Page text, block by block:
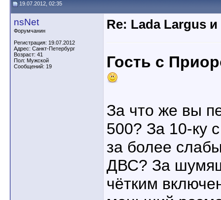
19.07.2012, 02:35
nsNet
Форумчанин
Регистрация: 19.07.2012
Адрес: Санкт-Петербург
Возраст: 41
Пол: Мужской
Сообщений: 19
Re: Lada Largus
Гость с
За что же вы
500? За 10-ку
за более
ДВС? За
чётким